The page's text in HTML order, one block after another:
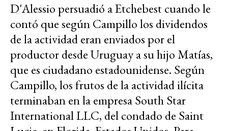
D'Alessio persuadió a Etchebest cuando le
contó que según Campillolos dividendos
de la actividad eran enviados por el
productor desde Uruguay a su hijo Matías,
que es ciudadano estadounidense. Según
Campillo, los frutos de la actividad ilícita
terminaban en la empresa South Star
International LLC, del condado de Saint